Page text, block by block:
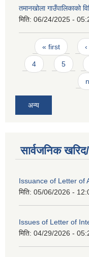
तमानखोला गाउँपालिकाको
मिति: 06/24/2025 -
Pages
« first
4 5
अन्य
सार्वजनिक
Issuance of Letter of
मिति: 05/06/2026 -
Issues of Letter of
मिति: 04/29/2026 -